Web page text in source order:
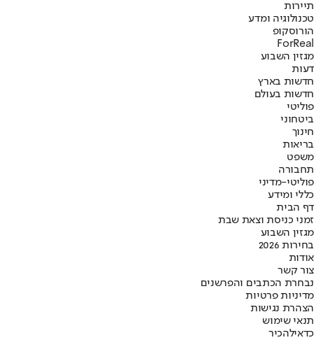
תיירות
טכנולוגיה ומדע
הורוסקופ
ForReal
מגזין השבוע
דעות
חדשות בארץ
חדשות בעולם
פוליטי
ביטחוני
חינוך
בריאות
משפט
תחבורה
פוליטי-מדיני
כללי ומידע
דף הבית
זמני כניסת וצאת שבת
מגזין השבוע
בחירות 2026
אודות
צור קשר
נבחרת הכתבים והפרשנים
מדיניות פרטיות
הצהרת נגישות
תנאי שימוש
כדאילהכיר